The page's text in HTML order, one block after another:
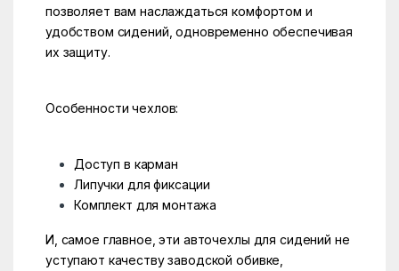
позволяет вам наслаждаться комфортом и
удобством сидений, одновременно обеспечивая
их защиту.
Особенности чехлов:
Доступ в карман
Липучки для фиксации
Комплект для монтажа
И, самое главное, эти авточехлы для сидений не
уступают качеству заводской обивке,